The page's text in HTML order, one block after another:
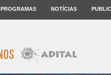
PROGRAMAS NOTÍCIAS